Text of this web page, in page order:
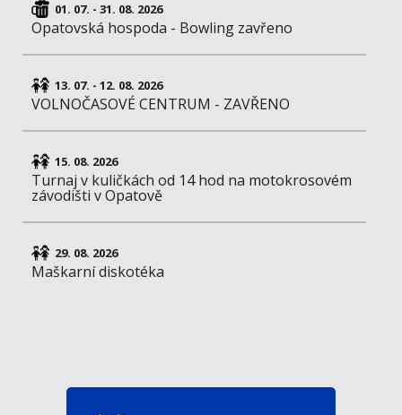
01. 07. - 31. 08. 2026
Opatovská hospoda - Bowling zavřeno
13. 07. - 12. 08. 2026
VOLNOČASOVÉ CENTRUM - ZAVŘENO
15. 08. 2026
Turnaj v kuličkách od 14 hod na motokrosovém
závodišti v Opatově
29. 08. 2026
Maškarní diskotéka